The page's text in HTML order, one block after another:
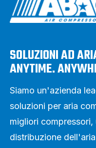
SOLUZIONI AD
ANYTIME.
Siamo un'azienda
soluzioni per aria
migliori compressori,
distribuzione